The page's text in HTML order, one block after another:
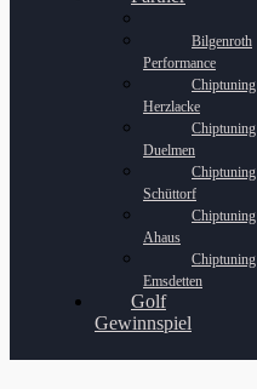
Bilgenroth
Performance
Chiptuning
Herzlacke
Chiptuning
Duelmen
Chiptuning
Schüttorf
Chiptuning
Ahaus
Chiptuning
Emsdetten
Golf
Gewinnspiel